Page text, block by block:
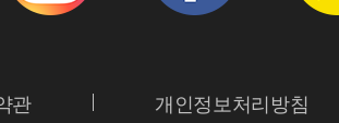
관 개인정보처리방침